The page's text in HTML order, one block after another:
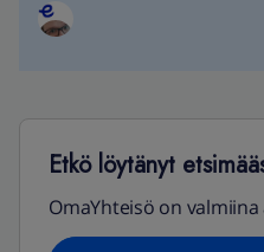
Etkö löytänyt
OmaYhteisö on